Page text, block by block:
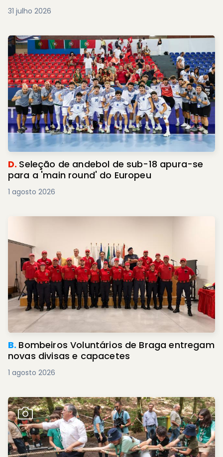
31 julho 2026
D. Seleção de andebol de sub-18 apura-se
para a 'main round' do Europeu
1 agosto 2026
B. Bombeiros Voluntários de Braga entregam
novas divisas e capacetes
1 agosto 2026